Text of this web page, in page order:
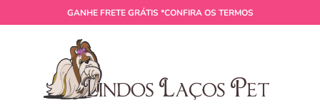
GANHE FRETE GRÁTIS *CONFIRA OS TERMOS